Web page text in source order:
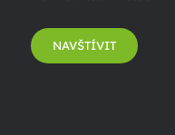
NAVŠTÍVIT